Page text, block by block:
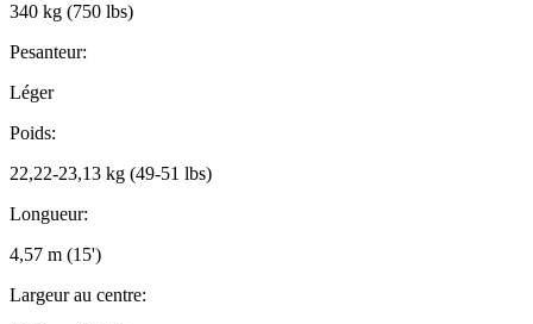
340 kg (750 lbs)
Pesanteur:
Léger
Poids:
22,22-23,13 kg (49-51 lbs)
Longueur:
4,57 m (15')
Largeur au centre: